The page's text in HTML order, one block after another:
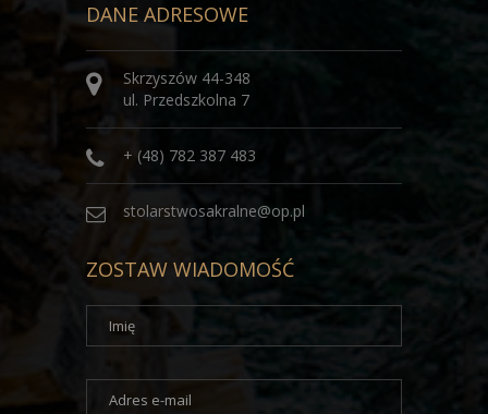
DANE ADRESOWE
Skrzyszów 44-348
ul. Przedszkolna 7
+ (48) 782 387 483
stolarstwosakralne@op.pl
ZOSTAW WIADOMOŚĆ